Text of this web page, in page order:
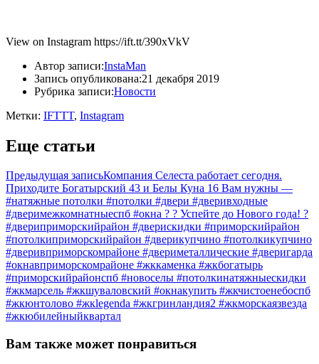
View on Instagram https://ift.tt/390xVkV
Автор записи:InstaMan
Запись опубликована:21 декабря 2019
Рубрика записи:Новости
Метки: IFTTT, Instagram
Еще статьи
Предыдущая записьКомпания Селеста работает сегодня.
Приходите Богатырский 43 и Белы Куна 16 Вам нужны —
#натяжные потолки #потолки #двери #дверивходные
#дверимежкомнатныеспб #окна ? ? Успейте до Нового года! ?
#двериприморскийрайон #дверискидки #приморскийрайон
#потолкиприморскийрайон #дверикупчино #потолкикупчино
#дверивприморскомрайоне #двериметаллические #дверигарда
#окнавприморскомрайоне #жккаменка #жкбогатырь
#приморскийрайонспб #новоселы #потолкинатяжныескидки
#жкмарсель #жкшуваловский #окнакупить #жкчистоенебоспб
#жкюнтолово #жкlegenda #жкгринландия2 #жкморскаязвезда
#жкюбилейныйквартал
Вам также может понравиться